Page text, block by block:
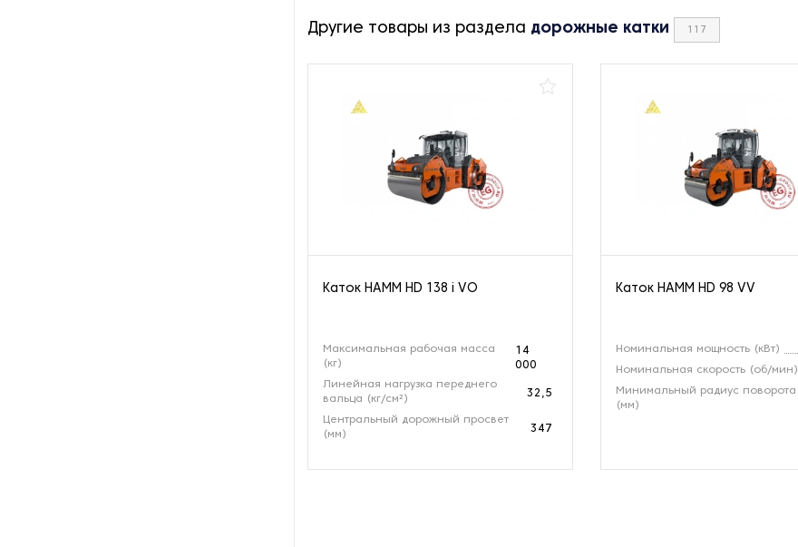
Другие товары из раздела дорожные катки 117
Каток HAMM HD 138 i VO
Максимальная рабочая масса
(кг)
14
000
Линейная нагрузка переднего
вальца (кг/см²)
32,5
Центральный дорожный просвет
(мм)
347
Каток HAMM HD 98 VV
Номинальная мощность (кВт)
Номинальная скорость (об/мин)
Минимальный радиус поворота
(мм)